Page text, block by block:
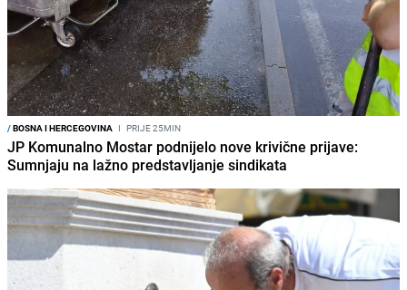
/BOSNA I HERCEGOVINA I PRIJE 25MIN
JP Komunalno Mostar podnijelo nove krivične prijave:
Sumnjaju na lažno predstavljanje sindikata